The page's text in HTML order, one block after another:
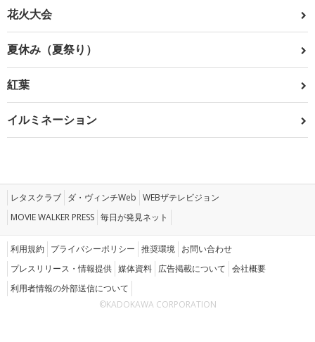
花火大会
夏休み（夏祭り）
紅葉
イルミネーション
レタスクラブ ダ・ヴィンチWeb WEBザテレビジョン
MOVIE WALKER PRESS 毎日が発見ネット
利用規約 プライバシーポリシー 推奨環境 お問い合わせ
プレスリリース・情報提供 媒体資料 広告掲載について 会社概要
利用者情報の外部送信について
©KADOKAWA CORPORATION